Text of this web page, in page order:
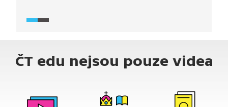
ČT edu nejsou pouze videa